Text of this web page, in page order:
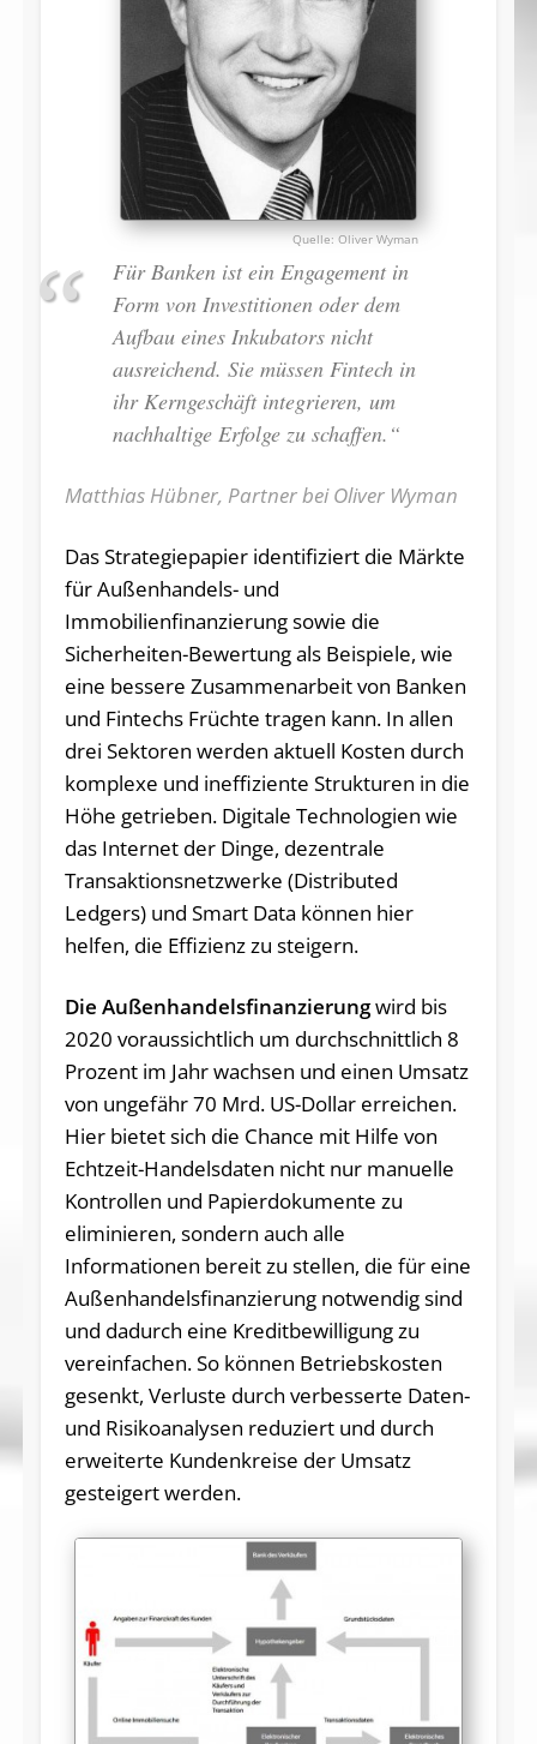
Oliver Wyman
Für Banken ist ein Engagement in
Form von Investitionen oder dem
Aufbau eines Inkubators nicht
ausreichend. Sie müssen Fintech in
ihr Kerngeschäft integrieren, um
nachhaltige Erfolge zu schaffen.“
Matthias Hübner, Partner bei Oliver Wyman
Das Strategiepapier identifiziert die Märkte
für Außenhandels- und
Immobilienfinanzierung sowie die
Sicherheiten-Bewertung als Beispiele, wie
eine bessere Zusammenarbeit von Banken
und Fintechs Früchte tragen kann. In allen
drei Sektoren werden aktuell Kosten durch
komplexe und ineffiziente Strukturen in die
Höhe getrieben. Digitale Technologien wie
das Internet der Dinge, dezentrale
Transaktionsnetzwerke (Distributed
Ledgers) und Smart Data können hier
helfen, die Effizienz zu steigern.
Die Außenhandelsfinanzierungwird bis
2020 voraussichtlich um durchschnittlich 8
Prozent im Jahr wachsen und einen Umsatz
von ungefähr 70 Mrd. US-Dollar erreichen.
Hier bietet sich die Chance mit Hilfe von
Echtzeit-Handelsdaten nicht nur manuelle
Kontrollen und Papierdokumente zu
eliminieren, sondern auch alle
Informationen bereit zu stellen, die für eine
Außenhandelsfinanzierung notwendig sind
und dadurch eine Kreditbewilligung zu
vereinfachen. So können Betriebskosten
gesenkt, Verluste durch verbesserte Daten-
und Risikoanalysen reduziert und durch
erweiterte Kundenkreise der Umsatz
gesteigert werden.